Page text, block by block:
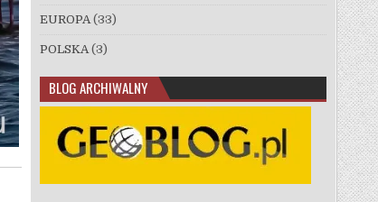
EUROPA (33)
POLSKA (3)
BLOG ARCHIWALNY